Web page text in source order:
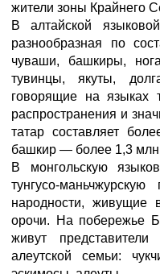
жители зоны Крайнего
В алтайской
разнообразная по
чуваши, башкиры,
тувинцы, якуты,
говорящие на языках
распространения и
татар составляет
башкир — более 1,3
В монгольскую
тунгусо-
народности, живущие
орочи. На побережье
живут
алеутской семьи: